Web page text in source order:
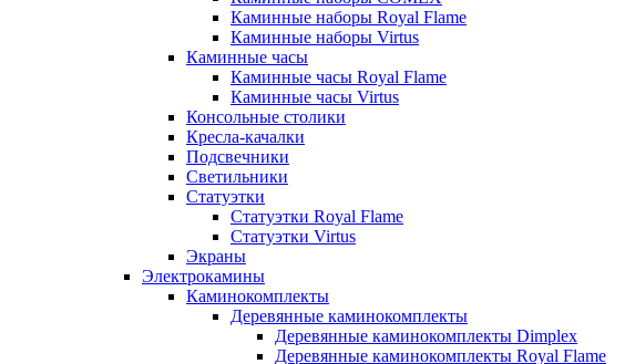
Каминные наборы Royal Flame
Каминные наборы Virtus
Каминные часы
Каминные часы Royal Flame
Каминные часы Virtus
Консольные столики
Кресла-качалки
Подсвечники
Светильники
Статуэтки
Статуэтки Royal Flame
Статуэтки Virtus
Экраны
Электрокамины
Каминокомплекты
Деревянные каминокомплекты
Деревянные каминокомплекты Dimplex
Деревянные каминокомплекты Royal Flame